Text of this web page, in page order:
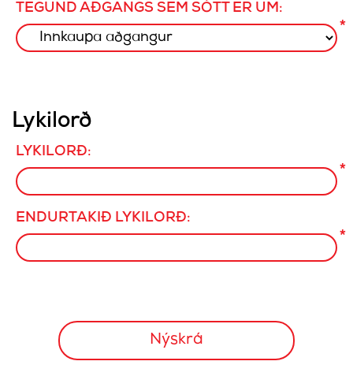
TEGUND AÐGANGS SEM SÓTT ER UM:
*
Lykilorð
LYKILORÐ:
*
ENDURTAKIÐ LYKILORÐ:
*